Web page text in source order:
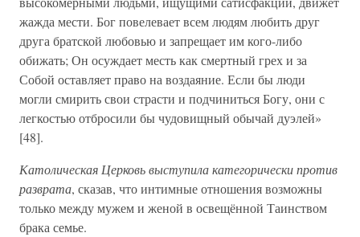
жажда мести. Бог повелевает всем людям любить друг
друга братской любовью и запрещает им кого-либо
обижать; Он осуждает месть как смертный грех и за
Собой оставляет право на воздаяние. Если бы люди
могли смирить свои страсти и подчиниться Богу, они с
легкостью отбросили бы чудовищный обычай дуэлей»
[48].
Католическая Церковь выступила категорически против
разврата, сказав, что интимные отношения возможны
только между мужем и женой в освещённой Таинством
брака семье.